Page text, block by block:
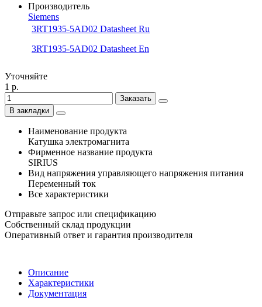
Производитель
Siemens
3RT1935-5AD02 Datasheet Ru
3RT1935-5AD02 Datasheet En
Уточняйте
1 р.
Заказать
В закладки
Наименование продукта
Катушка электромагнита
Фирменное название продукта
SIRIUS
Вид напряжения управляющего напряжения питания
Переменный ток
Все характеристики
Отправьте запрос или спецификацию
Собственный склад продукции
Оперативный ответ и гарантия производителя
Описание
Характеристики
Документация